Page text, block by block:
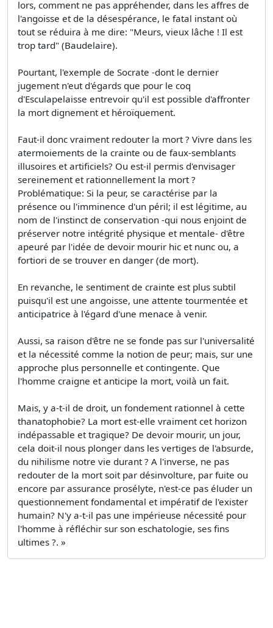
lors, comment ne pas appréhender, dans les affres de
l'angoisse et de la désespérance, le fatal instant où
tout se réduira à me dire: "Meurs, vieux lâche ! Il est
trop tard" (Baudelaire).
Pourtant, l'exemple de Socrate -dont le dernier
jugement n'eut d'égards que pour le coq
d'Esculapelaisse entrevoir qu'il est possible d'affronter
la mort dignement et héroïquement.
Faut-il donc vraiment redouter la mort ? Vivre dans les
atermoiements de la crainte ou de faux-semblants
illusoires et artificiels? Ou est-il permis d'envisager
sereinement et rationnellement la mort ?
Problématique: Si la peur, se caractérise par la
présence ou l'imminence d'un péril; il est légitime, au
nom de l'instinct de conservation -qui nous enjoint de
préserver notre intégrité physique et mentale- d'être
apeuré par l'idée de devoir mourir hic et nunc ou, a
fortiori de se trouver en danger (de mort).
En revanche, le sentiment de crainte est plus subtil
puisqu'il est une angoisse, une attente tourmentée et
anticipatrice à l'égard d'une menace à venir.
Aussi, sa raison d'être ne se fonde pas sur l'universalité
et la nécessité comme la notion de peur; mais, sur une
approche plus personnelle et contingente. Que
l'homme craigne et anticipe la mort, voilà un fait.
Mais, y a-t-il de droit, un fondement rationnel à cette
thanatophobie? La mort est-elle vraiment cet horizon
indépassable et tragique? De devoir mourir, un jour,
cela doit-il nous plonger dans les vertiges de l'absurde,
du nihilisme notre vie durant ? A l'inverse, ne pas
redouter de la mort soit par désinvolture, par fuite ou
encore par assurance prosélyte, n'est-ce pas éluder un
questionnement fondamental et impératif de l'exister
humain? N'y a-t-il pas une impérieuse nécessité pour
l'homme à réfléchir sur son eschatologie, ses fins
ultimes ?. »